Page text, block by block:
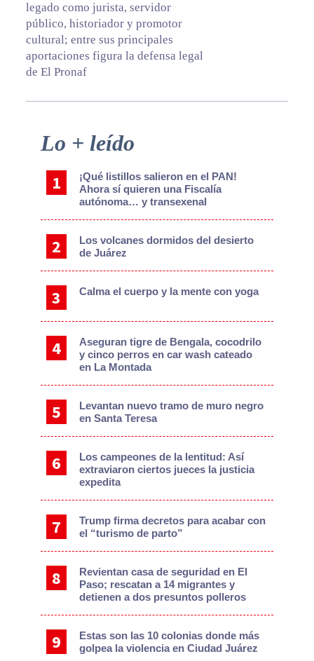
legado como jurista, servidor
público, historiador y promotor
cultural; entre sus principales
aportaciones figura la defensa legal
de El Pronaf
Primary
Lo + leído
¡Qué listillos salieron en el PAN!
Ahora sí quieren una Fiscalía
autónoma… y transexenal
Los volcanes dormidos del desierto
de Juárez
Calma el cuerpo y la mente con yoga
Aseguran tigre de Bengala, cocodrilo
y cinco perros en car wash cateado
en La Montada
Levantan nuevo tramo de muro negro
en Santa Teresa
Los campeones de la lentitud: Así
extraviaron ciertos jueces la justicia
expedita
Trump firma decretos para acabar con
el “turismo de parto”
Revientan casa de seguridad en El
Paso; rescatan a 14 migrantes y
detienen a dos presuntos polleros
Estas son las 10 colonias donde más
golpea la violencia en Ciudad Juárez